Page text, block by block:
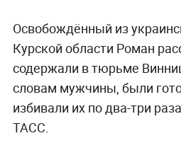
Освобождённый из
Курской области Роман
содержали в тюрьме
словам мужчины, были
избивали их по два-три
ТАСС.